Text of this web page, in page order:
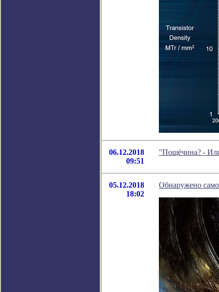
06.12.2018
09:51
"Пощёчина? -
05.12.2018
18:02
Обнаружено